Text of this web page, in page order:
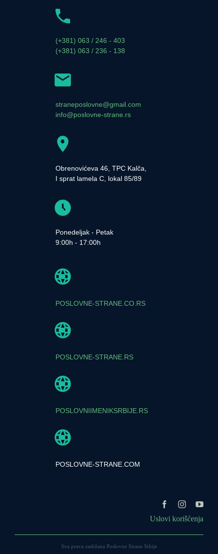
(+381) 063 / 246 - 403
(+381) 063 / 236 - 138
straneposlovne@gmail.com
info@poslovne-strane.rs
Obrenovićeva 46, TPC Kalča,
I sprat lamela C, lokal 85/89
Ponedeljak - Petak
9:00h - 17:00h
POSLOVNE-STRANE.CO.RS
POSLOVNE-STRANE.RS
POSLOVNIIMENIKSRBIJE.RS
POSLOVNE-STRANE.COM
Uslovi korišćenja
Sva prava zadržana Poslovne Strane Srbije